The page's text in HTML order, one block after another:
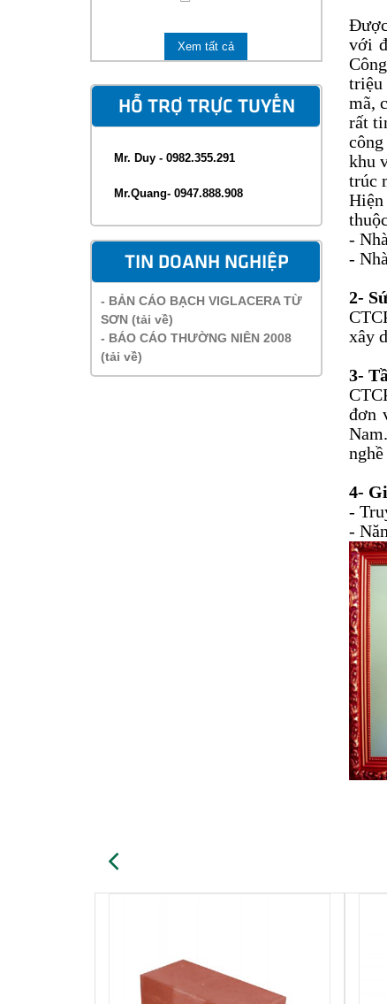
Xem tất cả
HỖ TRỢ TRỰC TUYẾN
Mr. Duy - 0982.355.291
Mr.Quang- 0947.888.908
TIN DOANH NGHIỆP
- BẢN CÁO BẠCH VIGLACERA TỪ
SƠN (tải về)
- BÁO CÁO THƯỜNG NIÊN 2008
(tải về)
với
triệu
mã,
rất
khu
trúc
-
-
2-
xây
3-
đơn
4-
-
-